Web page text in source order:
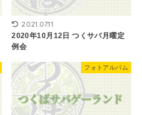
2021.07.11
2020年10月12日 つくサバ月曜定
例会
フォトアルバム